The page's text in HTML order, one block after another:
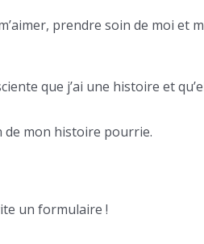
prendre soin de moi et
que j’ai une histoire et
de mon histoire pourrie.
un formulaire !